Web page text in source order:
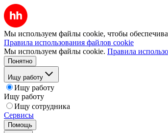
Мы используем файлы cookie, чтобы
Правила использования файлов cookie
Мы используем файлы cookie. Правила
Понятно
Ищу работу
Ищу работу
Ищу работу
Ищу сотрудника
Сервисы
Помощь